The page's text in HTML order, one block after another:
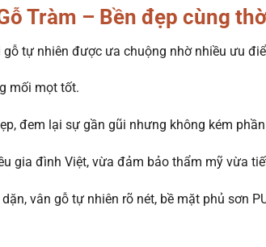
Tràm – Bền đẹp cùng
tự nhiên được ưa chuộng nhờ nhiều ưu
mối mọt tốt.
đem lại sự gần gũi nhưng không kém
gia đình Việt, vừa đảm bảo thẩm mỹ vừa
vân gỗ tự nhiên rõ nét, bề mặt phủ sơn